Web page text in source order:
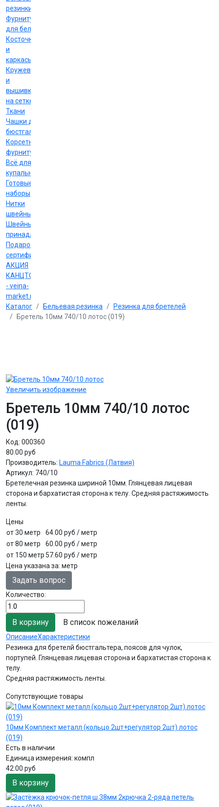
резинки
Фурнитура
для белья
Косточки
и
каркасы
Кружево
и
вышивка
на сетке
Ткани
Чашки для
бюстгальтеров
Корсетная
фурнитура
Всё для
купальников
Готовые
наборы
Нитки
швейные
Швейные
принадлежности
Подарочные
сертификаты
АКЦИЯ
КАНЦТОВАРЫ
- veina-
market.ru
Каталог
Бельевая резинка
Резинка для бретелей
Бретель 10мм 740/10 лотос (019)
Увеличить изображение
Бретель 10мм 740/10 лотос
(019)
Код: 000360
80.00 руб
Производитель: Lauma Fabrics (Латвия)
Артикул: 740/10
Бретелечная резинка шириной 10мм. Глянцевая лицевая
сторона и бархатистая сторона к телу. Средняя растяжимость
ленты.
Цены
от 30 метр
64.00 руб / метр
от 80 метр
60.00 руб / метр
от 150 метр 57.60 руб / метр
Цена указана за: метр
Задать вопрос
Количество:
В список пожеланий
ОписаниеХарактеристики
Резинка для бретелй бюстгальтера, поясов для чулок,
портупей. Глянцевая лицевая сторона и бархатистая сторона к
телу.
Средняя растяжимость ленты.
Сопутствующие товары
10мм Комплект металл (кольцо 2шт+регулятор 2шт) лотос
(019)
Есть в наличии
Единица измерения: компл
42.00 руб
В корзину